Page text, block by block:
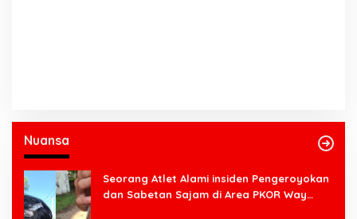
Nuansa
Seorang Atlet Alami insiden Pengeroyokan
dan Sabetan Sajam di Area PKOR Way